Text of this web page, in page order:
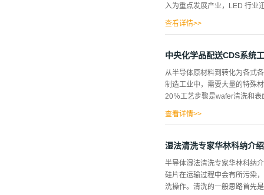
, 提出了能够满足 G aN 生长要
入为重点发展产业，LED 行业
法会造成晶圆边缘胶层过厚，
100%，但对于光刻版而言却
光刻版却影响到每一个芯片[2
对光刻版进行清洗，而清洗的
有机污染物的去除对于光刻胶
查看详情>>
中央化学品配送CDS系统
从半导体原材料到转化为各式
制造工业中，需要大量的特殊
20％工艺步骤是wafer清洗和
蚀性，稍有疏忽，就会造成人
运行能力以及所提供的制程相
较少之化学液则采取人工供应
Distribution)，它是为生产线
查看详情>>
湿法清洗专家华林科纳介
半导体湿法清洗专家华林科纳
硅片在运输过程中会有所污染
洗操作。清洗的一般思路首先